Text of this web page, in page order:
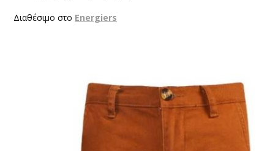
Διαθέσιμο στο Energiers